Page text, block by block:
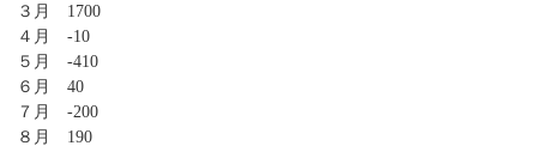
３月 1700
４月 -10
５月 -410
６月 40
７月 -200
８月 190